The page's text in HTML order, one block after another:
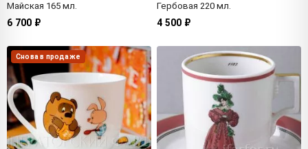
Майская 165 мл.
6 700 ₽
Гербовая 220 мл.
4 500 ₽
Снова в продаже